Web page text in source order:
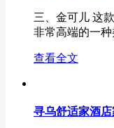
三、金可儿 这
非常高端的一
查看全文
寻乌舒适家酒